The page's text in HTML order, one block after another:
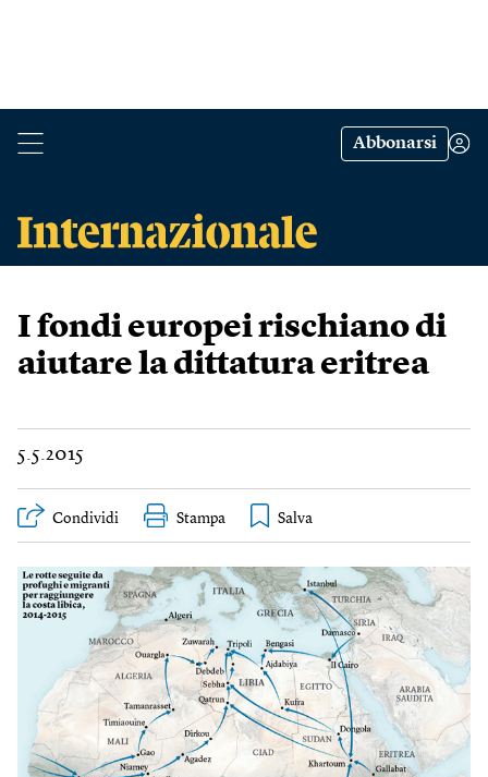
Abbonarsi
I fondi europei rischiano di
aiutare la dittatura eritrea
5.5.2015
Condividi Stampa